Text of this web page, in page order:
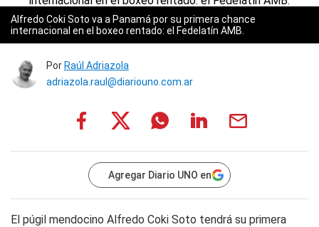
Alfredo Coki Soto va a Panamá por su primera chance
internacional en el boxeo rentado: el Fedelatín AMB.
Por Raúl Adriazola
adriazola.raul@diariouno.com.ar
Agregar Diario UNO en
El púgil mendocino Alfredo Coki Soto tendrá su primera